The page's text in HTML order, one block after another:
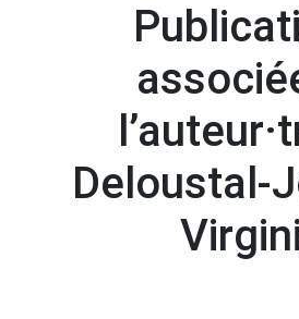
Deloustal-